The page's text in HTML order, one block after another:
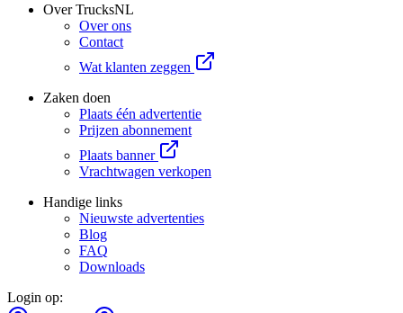
Over TrucksNL
Over ons
Contact
Wat klanten zeggen
Zaken doen
Plaats één advertentie
Prijzen abonnement
Plaats banner
Vrachtwagen verkopen
Handige links
Nieuwste advertenties
Blog
FAQ
Downloads
Login op: